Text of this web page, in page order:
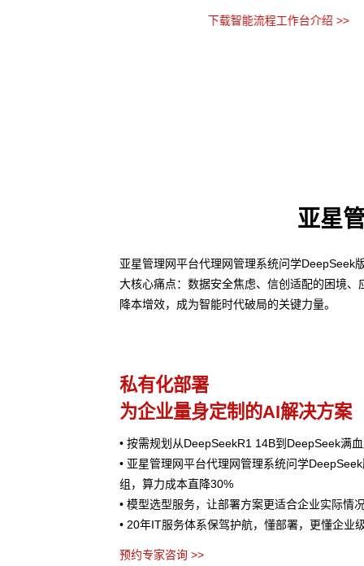
下载智能流程工作台介绍 >>
亚星
亚星管理网平台代理网管理系统问学
大核心痛点：数据安全焦虑、信创适配的困境
降本增效，成为智能时代破局的关键力量。
私有化部署
为企业量身定制的AI解决方案
• 按需规划从DeepSeekR1 14B到DeepSeek满
• 亚星管理网平台代理网管理系统问学
组，算力成本直降30%
• 模型选型服务，让部署方案更适合企业实际情
• 20年IT服务体系保驾护航，懂部署，更懂企业
预约专家咨询 >>